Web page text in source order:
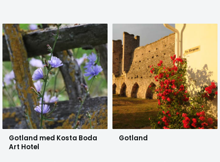
Gotland med Kosta Boda
Art Hotel
Gotland